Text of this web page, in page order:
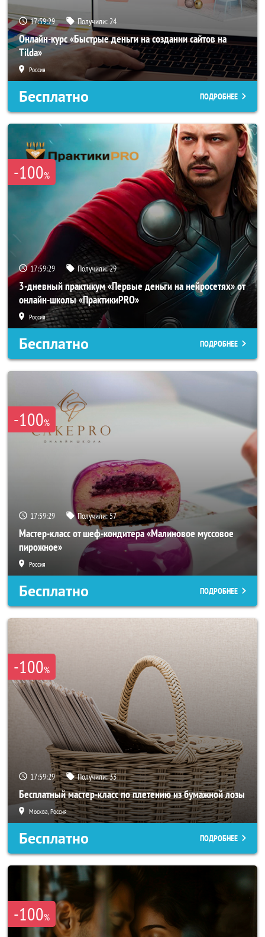
17:59:27 Получили:24
Онлайн-курс «Быстрые деньги на создании сайтов на
Tilda»
Россия
Бесплатно ПОДРОБНЕЕ
-100%
17:59:27 Получили:29
3-дневный практикум «Первые деньги на нейросетях» от
онлайн-школы «ПрактикиPRO»
Россия
Бесплатно ПОДРОБНЕЕ
-100%
17:59:27 Получили:57
Мастер-класс от шеф-кондитера «Малиновое муссовое
пирожное»
Россия
Бесплатно ПОДРОБНЕЕ
-100%
17:59:27 Получили:33
Бесплатный мастер-класс по плетению из бумажной лозы
Москва, Россия
Бесплатно ПОДРОБНЕЕ
-100%